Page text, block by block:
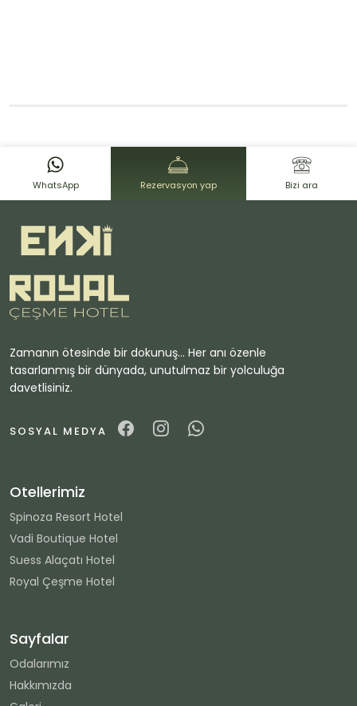
WhatsApp Rezervasyon yap Bizi ara
Zamanın ötesinde bir dokunuş... Her anı özenle
tasarlanmış bir dünyada, unutulmaz bir yolculuğa
davetlisiniz.
SOSYAL MEDYA
Otellerimiz
Spinoza Resort Hotel
Vadi Boutique Hotel
Suess Alaçatı Hotel
Royal Çeşme Hotel
Sayfalar
Odalarımız
Hakkımızda